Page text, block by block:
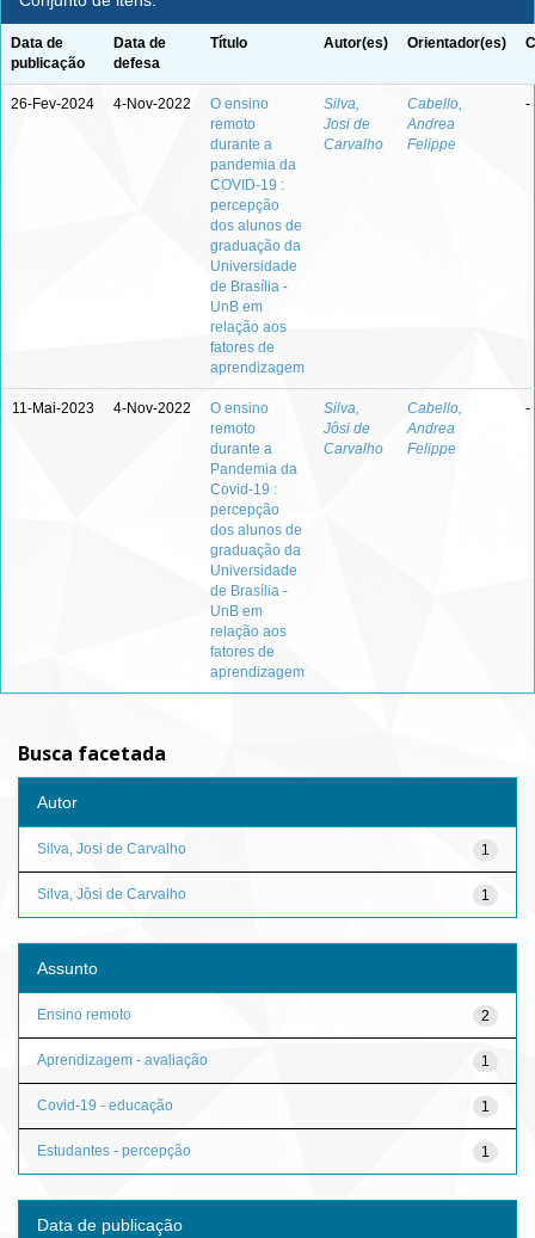
Data de
publicação
Data de
defesa
Título Autor(es) Orientador(es)
26-Fev-2024 4-Nov-2022
O ensino
remoto
durante a
pandemia da
COVID-19 :
percepção
dos alunos de
graduação da
Universidade
de Brasília -
UnB em
relação aos
fatores de
aprendizagem
Silva,
Josi de
Carvalho
Cabello,
Andrea
Felippe
-
11-Mai-2023 4-Nov-2022
O ensino
remoto
durante a
Pandemia da
Covid-19 :
percepção
dos alunos de
graduação da
Universidade
de Brasília -
UnB em
relação aos
fatores de
aprendizagem
Silva,
Jôsi de
Carvalho
Cabello,
Andrea
Felippe
-
Busca facetada
Autor
1
Silva, Josi de Carvalho
1
Silva, Jôsi de Carvalho
Assunto
2
Ensino remoto
1
Aprendizagem - avaliação
1
Covid-19 - educação
1
Estudantes - percepção
Data de publicação